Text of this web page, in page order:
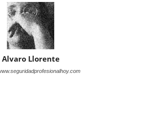
Alvaro Llorente